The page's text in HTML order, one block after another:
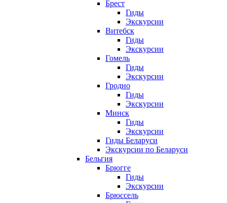
Брест
Гиды
Экскурсии
Витебск
Гиды
Экскурсии
Гомель
Гиды
Экскурсии
Гродно
Гиды
Экскурсии
Минск
Гиды
Экскурсии
Гиды Беларуси
Экскурсии по Беларуси
Бельгия
Брюгге
Гиды
Экскурсии
Брюссель